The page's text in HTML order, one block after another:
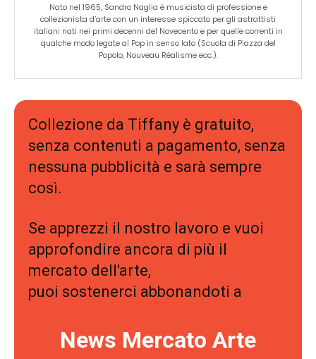
Nato nel 1965, Sandro Naglia è musicista di professione e
collezionista d’arte con un interesse spiccato per gli astrattisti
italiani nati nei primi decenni del Novecento e per quelle correnti in
qualche modo legate al Pop in senso lato (Scuola di Piazza del
Popolo, Nouveau Réalisme ecc.).
Collezione da Tiffany è gratuito,
senza contenuti a pagamento, senza
nessuna pubblicità e sarà sempre
così.
Se apprezzi il nostro lavoro e vuoi
approfondire ancora di più il
mercato dell'arte,
puoi sostenerci abbonandoti a
News Mercato Arte